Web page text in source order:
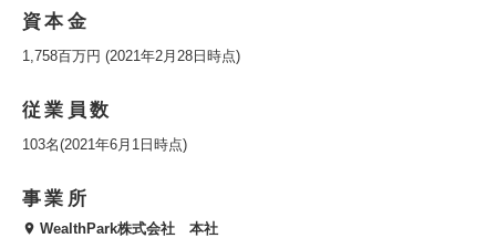
資本金
1,758百万円 (2021年2月28日時点)
従業員数
103名(2021年6月1日時点)
事業所
WealthPark株式会社 本社